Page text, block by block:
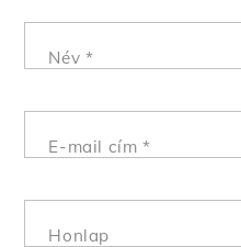
Név *
E-mail cím*
Honlap